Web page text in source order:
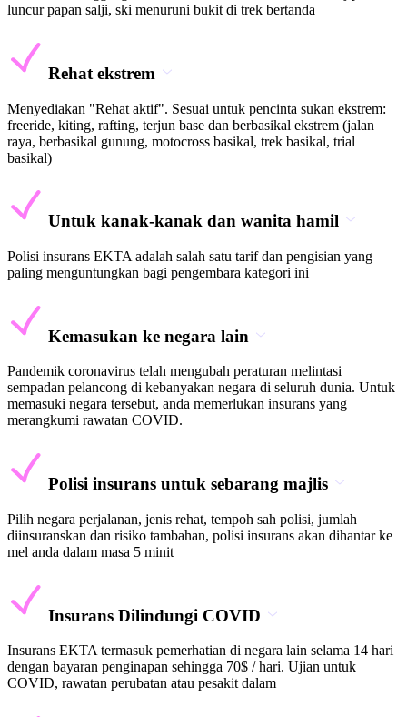
luncur papan salji, ski menuruni bukit di trek bertanda
Rehat ekstrem
Menyediakan "Rehat aktif". Sesuai untuk pencinta sukan ekstrem:
freeride, kiting, rafting, terjun base dan berbasikal ekstrem (jalan
raya, berbasikal gunung, motocross basikal, trek basikal, trial
basikal)
Untuk kanak-kanak dan wanita hamil
Polisi insurans EKTA adalah salah satu tarif dan pengisian yang
paling menguntungkan bagi pengembara kategori ini
Kemasukan ke negara lain
Pandemik coronavirus telah mengubah peraturan melintasi
sempadan pelancong di kebanyakan negara di seluruh dunia. Untuk
memasuki negara tersebut, anda memerlukan insurans yang
merangkumi rawatan COVID.
Polisi insurans untuk sebarang majlis
Pilih negara perjalanan, jenis rehat, tempoh sah polisi, jumlah
diinsuranskan dan risiko tambahan, polisi insurans akan dihantar ke
mel anda dalam masa 5 minit
Insurans Dilindungi COVID
Insurans EKTA termasuk pemerhatian di negara lain selama 14 hari
dengan bayaran penginapan sehingga 70$ / hari. Ujian untuk
COVID, rawatan perubatan atau pesakit dalam